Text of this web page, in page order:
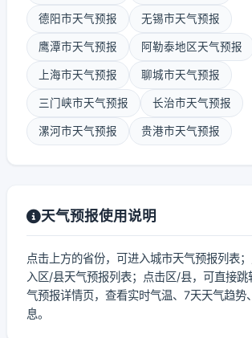
德阳市天气预报 无锡市天气预报
鹰潭市天气预报 阿勒泰地区天气预报
上海市天气预报 聊城市天气预报
三门峡市天气预报 长治市天气预报
漯河市天气预报 贵港市天气预报
天气预报使用说明
点击上方的省份，可进入城市天气预报列表
入区/县天气预报列表；点击区/县，可直接跳
气预报详情页，查看实时气温、7天天气趋势
息。